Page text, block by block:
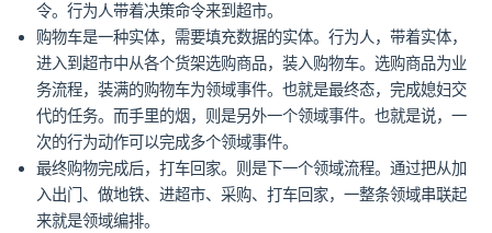
令。行为人带着决策命令来到超市。
购物车是一种实体，需要填充数据的实体。行为人，带着实体，
进入到超市中从各个货架选购商品，装入购物车。选购商品为业
务流程，装满的购物车为领域事件。也就是最终态，完成媳妇交
代的任务。而手里的烟，则是另外一个领域事件。也就是说，一
次的行为动作可以完成多个领域事件。
最终购物完成后，打车回家。则是下一个领域流程。通过把从加
入出门、做地铁、进超市、采购、打车回家，一整条领域串联起
来就是领域编排。